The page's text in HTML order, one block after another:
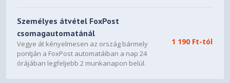
Személyes átvétel FoxPost
csomagautomatánál
Vegye át kényelmesen az ország bármely
pontján a FoxPost automatáiban a nap 24
órájában legfeljebb 2 munkanapon belül.
1 190 Ft-tól